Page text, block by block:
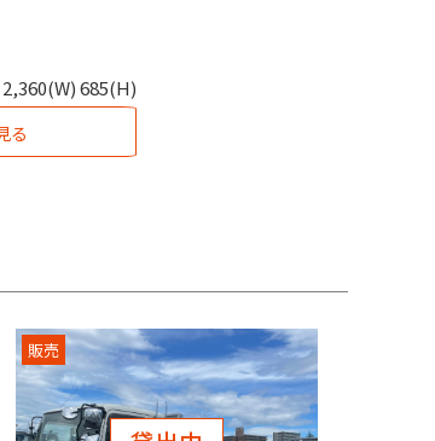
685(H)
る
販売